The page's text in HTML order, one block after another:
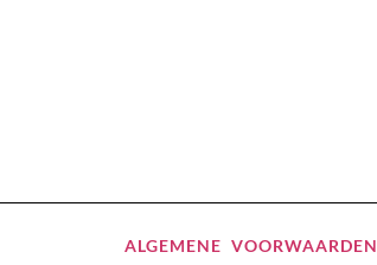
ALGEMENE VOORWAARDEN